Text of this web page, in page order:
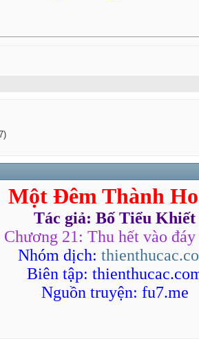
Một Đêm Thành
Tác giả: Bố Tiểu Khiết
Chương 21: Thu hết vào
Nhóm dịch:
Biên tập:
Nguồn truyện: fu7.me